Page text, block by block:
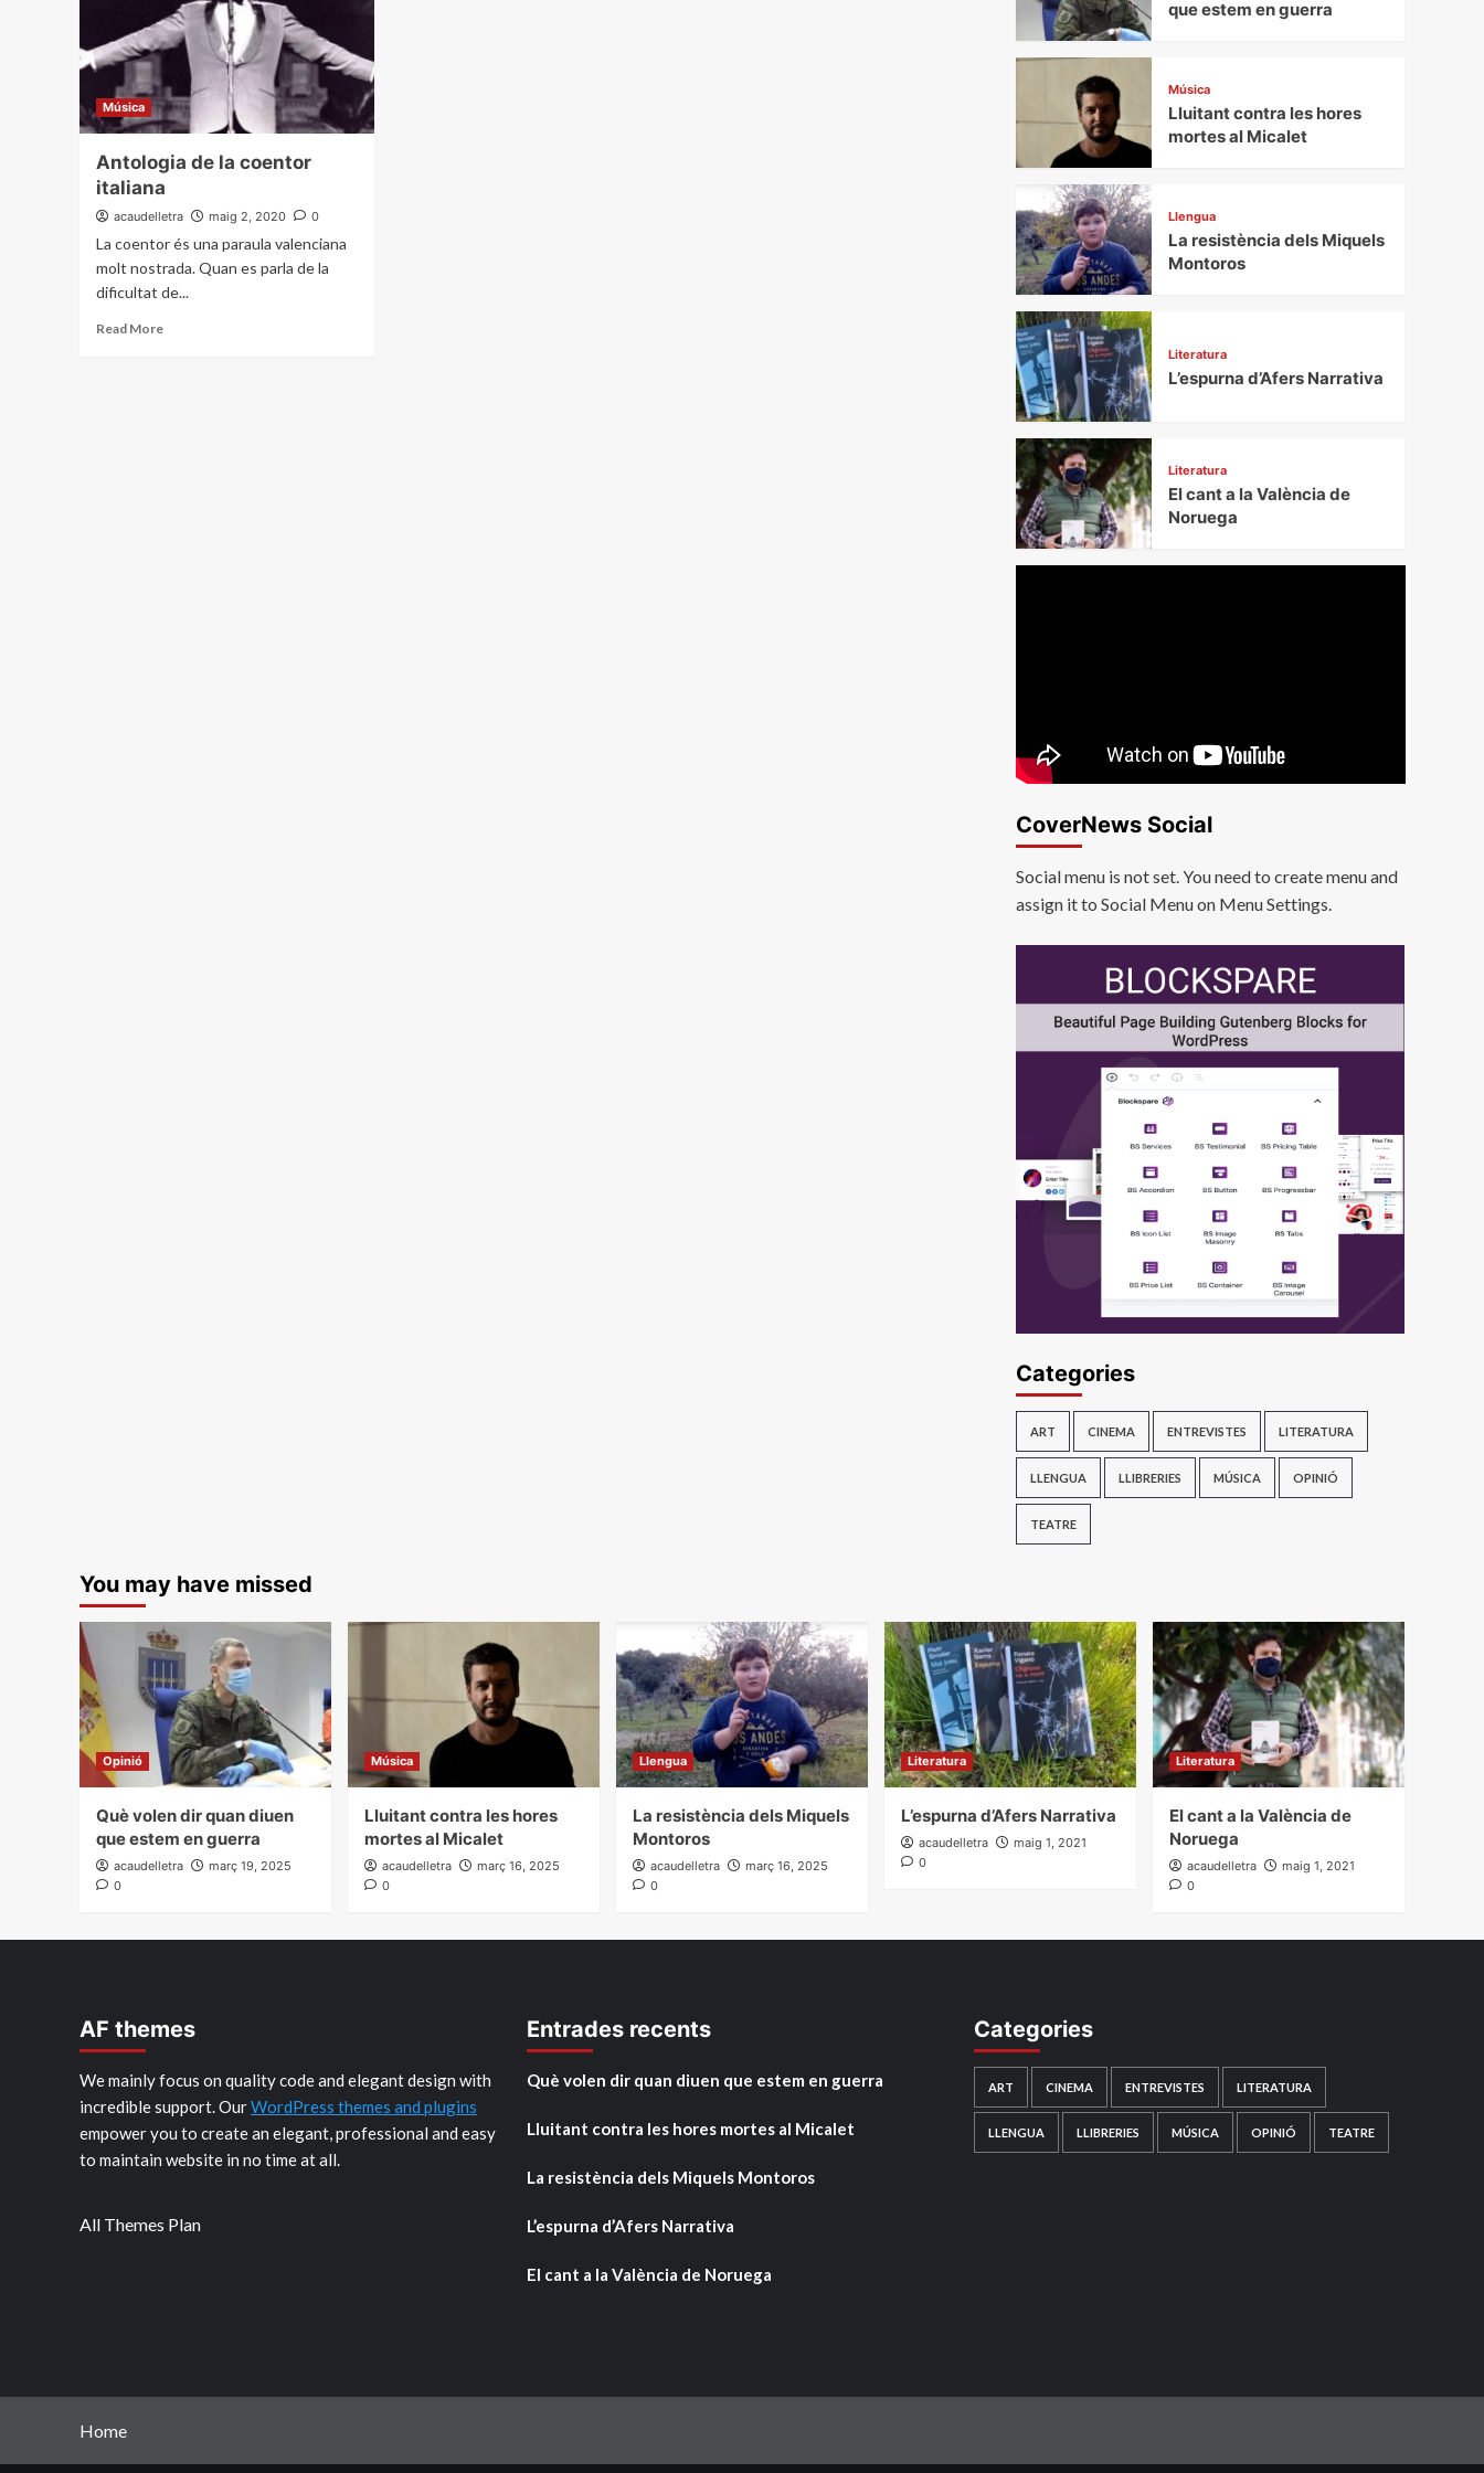
Música
Antologia de la coentor
italiana
acaudelletra maig 2, 2020 0
La coentor és una paraula valenciana
molt nostrada. Quan es parla de la
dificultat de...
Read More
que estem en guerra
Música
Lluitant contra les hores
mortes al Micalet
Llengua
La resistència dels Miquels
Montoros
Literatura
L’espurna d’Afers Narrativa
Literatura
El cant a la València de
Noruega
CoverNews Social
Social menu is not set. You need to create menu and
assign it to Social Menu on Menu Settings.
Categories
ART CINEMA ENTREVISTES LITERATURA
LLENGUA LLIBRERIES MÚSICA OPINIÓ
TEATRE
You may have missed
Opinió
Què volen dir quan diuen
que estem en guerra
acaudelletra
març 19, 2025
0
Música
Lluitant contra les hores
mortes al Micalet
acaudelletra
març 16, 2025
0
Llengua
La resistència dels Miquels
Montoros
acaudelletra
març 16, 2025
0
Literatura
L’espurna d’Afers Narrativa
acaudelletra
maig 1, 2021
0
Literatura
El cant a la València de
Noruega
acaudelletra
maig 1, 2021
0
AF themes
We mainly focus on quality code and elegant design with
incredible support. OurWordPress themes and plugins
empower you to create an elegant, professional and easy
to maintain website in no time at all.
All Themes Plan
Entrades recents
Què volen dir quan diuen que estem en guerra
Lluitant contra les hores mortes al Micalet
La resistència dels Miquels Montoros
L’espurna d’Afers Narrativa
El cant a la València de Noruega
Categories
ART CINEMA ENTREVISTES LITERATURA
LLENGUA LLIBRERIES MÚSICA OPINIÓ TEATRE
Home